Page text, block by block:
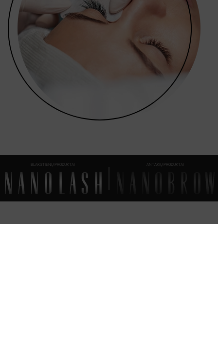
BLAKSTIENŲ PRODUKTAI ANTAKIŲ PRODUKTAI